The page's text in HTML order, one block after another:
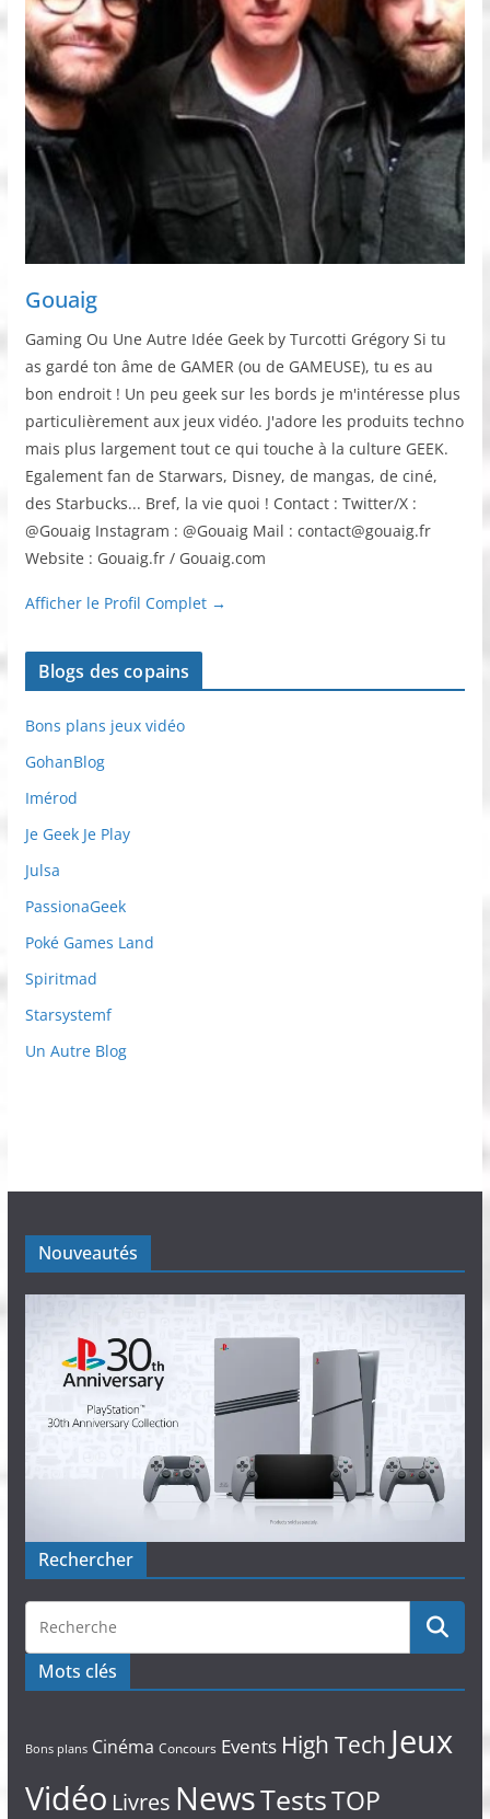
Gouaig
Gaming Ou Une Autre Idée Geek by Turcotti Grégory Si tu
as gardé ton âme de GAMER (ou de GAMEUSE), tu es au
bon endroit ! Un peu geek sur les bords je m'intéresse plus
particulièrement aux jeux vidéo. J'adore les produits techno
mais plus largement tout ce qui touche à la culture GEEK.
Egalement fan de Starwars, Disney, de mangas, de ciné,
des Starbucks... Bref, la vie quoi ! Contact : Twitter/X :
@Gouaig Instagram : @Gouaig Mail : contact@gouaig.fr
Website : Gouaig.fr / Gouaig.com
Afficher le Profil Complet →
Blogs des copains
Bons plans jeux vidéo
GohanBlog
Imérod
Je Geek Je Play
Julsa
PassionaGeek
Poké Games Land
Spiritmad
Starsystemf
Un Autre Blog
Nouveautés
Rechercher
Mots clés
Bons plans Cinéma Concours Events High Tech Jeux
Vidéo Livres NewsTestsTOP